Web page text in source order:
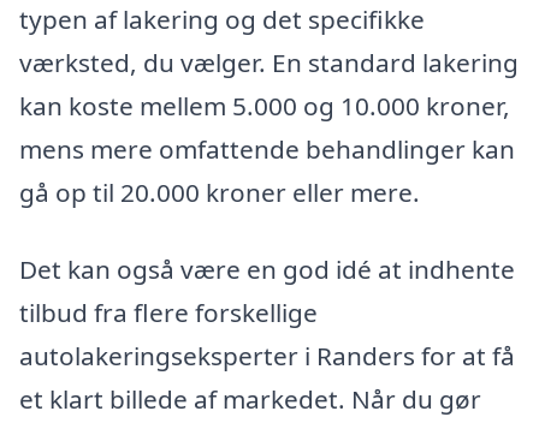
typen af lakering og det specifikke
værksted, du vælger. En standard lakering
kan koste mellem 5.000 og 10.000 kroner,
mens mere omfattende behandlinger kan
gå op til 20.000 kroner eller mere.
Det kan også være en god idé at indhente
tilbud fra flere forskellige
autolakeringseksperter i Randers for at få
et klart billede af markedet. Når du gør